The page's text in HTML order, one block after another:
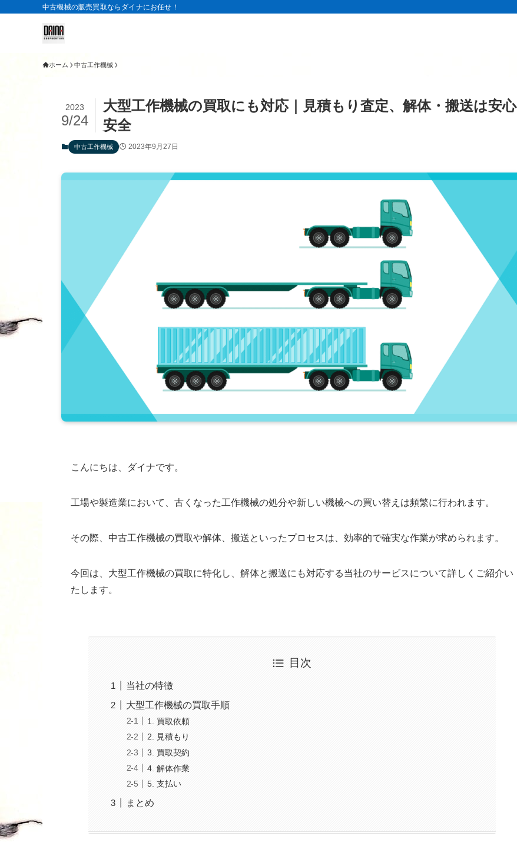
中古機械の販売買取ならダイナにお任せ！
ホーム 中古工作機械
大型工作機械の買取にも対応｜見積もり査定、解体・搬送は安心
安全
2023
9/24
中古工作機械 2023年9月27日
こんにちは、ダイナです。
工場や製造業において、古くなった工作機械の処分や新しい機械への買い替えは頻繁に行われます。
その際、中古工作機械の買取や解体、搬送といったプロセスは、効率的で確実な作業が求められます。
今回は、大型工作機械の買取に特化し、解体と搬送にも対応する当社のサービスについて詳しくご紹介い
たします。
目次
当社の特徴
大型工作機械の買取手順
1. 買取依頼
2. 見積もり
3. 買取契約
4. 解体作業
5. 支払い
まとめ